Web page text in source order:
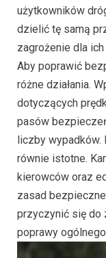
użytkowników
dzielić tę samą
zagrożenie dla
Aby poprawić
różne działania.
dotyczących
pasów
liczby wypadków.
równie istotne.
kierowców oraz
zasad
przyczynić się do
poprawy